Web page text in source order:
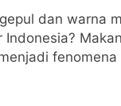
dan warna